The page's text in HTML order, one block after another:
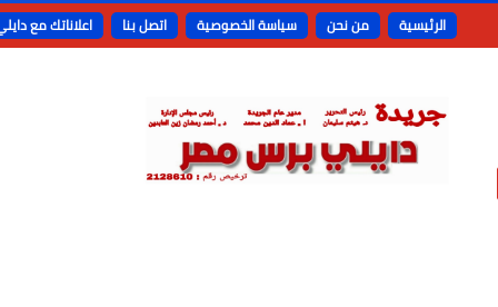
الرئيسية من نحن سياسة الخصوصية اتصل بنا اعلاناتك مع